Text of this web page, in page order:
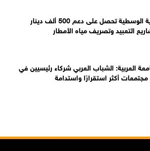
بلدية الوسطية تحصل على دعم 500 ألف دينار
التعبيد وتصريف مياه الأمطار
العربية: الشباب العربي شركاء رئيسيين في
مجتمعات أكثر استقرارًا واستدامة